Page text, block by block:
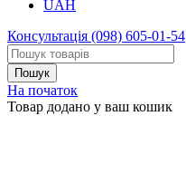
UAH
Консультація (098) 605-01-54
На початок
Товар додано у ваш кошик